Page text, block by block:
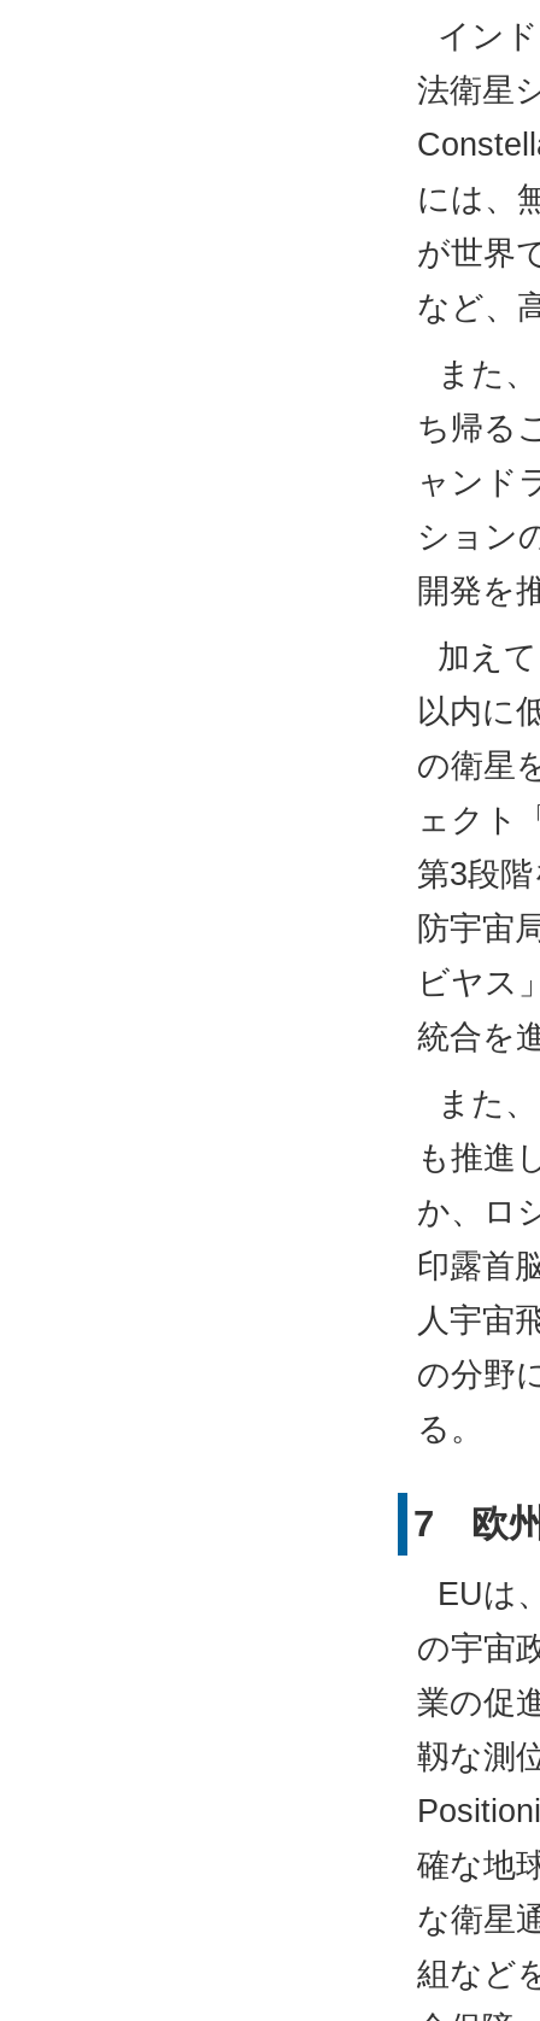
イン
法衛星
には、
が世界
など、
また
ち帰る
ャンド
ション
開発を
加え
以内に
の衛星
ェクト
第3段
防宇宙
ビヤス
統合を
また
も推進
か、ロ
印露首
人宇宙
の分野
る。
7 欧
EUは
の宇宙
業の促
靱な測
確な地
な衛星
組など